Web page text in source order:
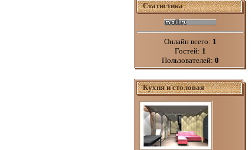
Статистика
Онлайн всего: 1
Гостей: 1
Пользователей: 0
Кухня и столовая